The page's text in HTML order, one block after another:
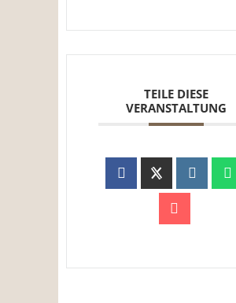
TEILE DIESE
VERANSTALTUNG